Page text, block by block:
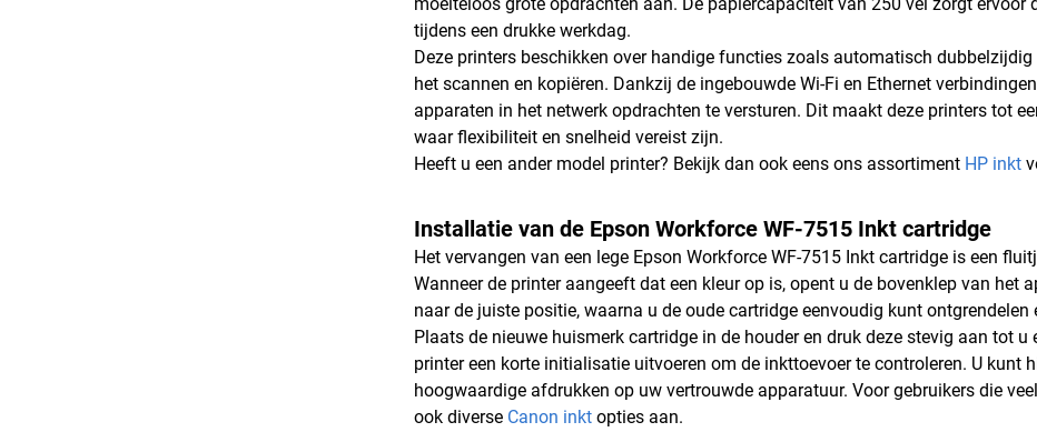
moeiteloos grote opdrachten aan. De papiercapaciteit van 250 vel zorgt
tijdens een drukke werkdag.
Deze printers beschikken over handige functies zoals automatisch
het scannen en kopiëren. Dankzij de ingebouwde Wi-Fi en Ethernet
apparaten in het netwerk opdrachten te versturen. Dit maakt deze printers tot
waar flexibiliteit en snelheid vereist zijn.
Heeft u een ander model printer? Bekijk dan ook eens ons assortiment HP inkt
Installatie van de Epson Workforce WF-7515 Inkt cartridge
Het vervangen van een lege Epson Workforce WF-7515 Inkt cartridge is een
Wanneer de printer aangeeft dat een kleur op is, opent u de bovenklep van
naar de juiste positie, waarna u de oude cartridge eenvoudig kunt ontgrendelen
Plaats de nieuwe huismerk cartridge in de houder en druk deze stevig aan tot
printer een korte initialisatie uitvoeren om de inkttoevoer te controleren. U kunt
hoogwaardige afdrukken op uw vertrouwde apparatuur. Voor gebruikers die
ook diverse Canon inkt opties aan.